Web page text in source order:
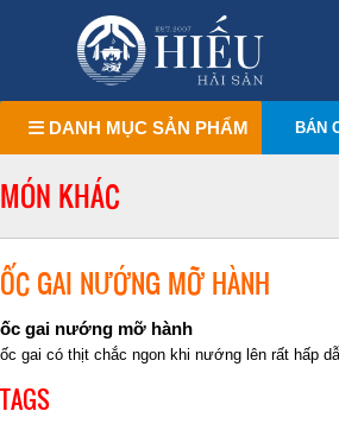
DANH MỤC SẢN PHẨM BÁN
MÓN KHÁC
ỐC GAI NƯỚNG MỠ HÀNH
ốc gai nướng mỡ hành
ốc gai có thịt chắc ngon khi nướng lên rất hấp
TAGS